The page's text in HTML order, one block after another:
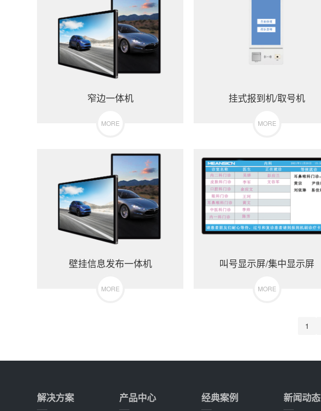
窄边一体机
MORE
挂式报到机/取号机
MORE
壁挂信息发布一体机
MORE
叫号显示屏/集中显示屏
MORE
1
解决方案 产品中心 经典案例 新闻动态